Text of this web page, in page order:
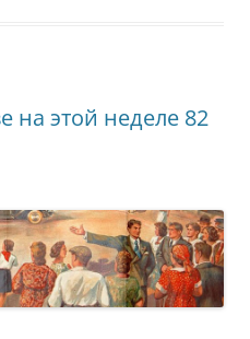
на этой неделе 82